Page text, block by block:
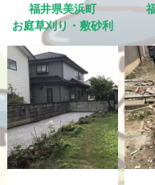
福井県美浜町
お庭草刈り・敷砂利